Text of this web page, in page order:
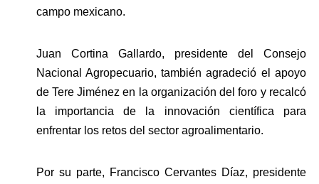
campo mexicano.
Juan Cortina Gallardo, presidente del Consejo
Nacional Agropecuario, también agradeció el apoyo
de Tere Jiménez en la organización del foro y recalcó
la importancia de la innovación científica para
enfrentar los retos del sector agroalimentario.
Por su parte, Francisco Cervantes Díaz, presidente